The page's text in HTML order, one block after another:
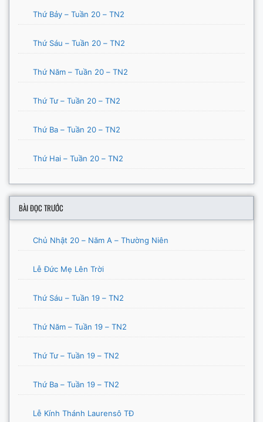
Thứ Bảy – Tuần 20 – TN2
Thứ Sáu – Tuần 20 – TN2
Thứ Năm – Tuần 20 – TN2
Thứ Tư – Tuần 20 – TN2
Thứ Ba – Tuần 20 – TN2
Thứ Hai – Tuần 20 – TN2
BÀI ĐỌC TRƯỚC
Chủ Nhật 20 – Năm A – Thường Niên
Lễ Đức Mẹ Lên Trời
Thứ Sáu – Tuần 19 – TN2
Thứ Năm – Tuần 19 – TN2
Thứ Tư – Tuần 19 – TN2
Thứ Ba – Tuần 19 – TN2
Lễ Kính Thánh Laurensô TĐ